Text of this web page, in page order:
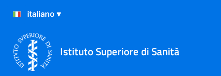
Istituto Superiore di Sanità